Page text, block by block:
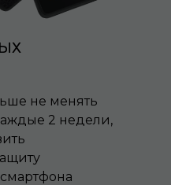
не менять
2 недели,